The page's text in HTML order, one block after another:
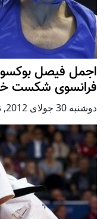
اجمل فیصل
فرانسوی شکست
دوشنبه 30 جولای 2012 ,